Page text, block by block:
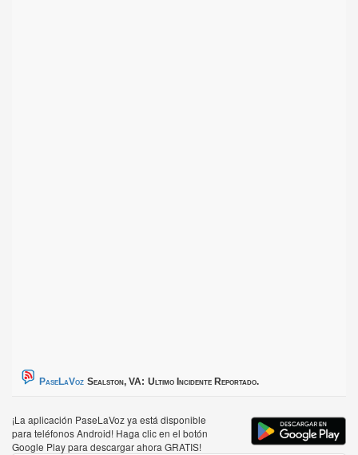
PaseLaVoz Sealston, VA: Ultimo Incidente Reportado.
¡La aplicación PaseLaVoz ya está disponible
para teléfonos Android! Haga clic en el botón
Google Play para descargar ahora GRATIS!